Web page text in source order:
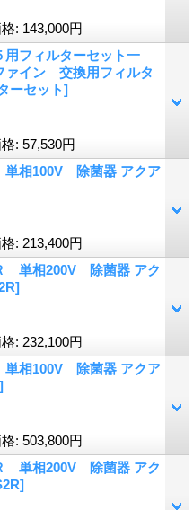
: 143,000円
用フィルターセット一
イン 交換用フィルタ
ーセット]
: 57,530円
単相100V 除菌器 アクア
: 213,400円
単相200V 除菌器 アク
: 232,100円
単相100V 除菌器 アクア
: 503,800円
単相200V 除菌器 アク